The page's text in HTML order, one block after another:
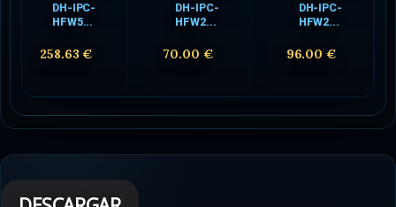
DH-IPC-
HFW5...
258.63 €
DH-IPC-
HFW2...
70.00 €
DH-IPC-
HFW2...
96.00 €